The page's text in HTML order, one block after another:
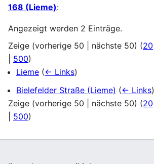
168 (Lieme):
Angezeigt werden 2 Einträge.
Zeige (vorherige 50 nächste 50) (20
500)
Lieme (← Links)
Bielefelder Straße (Lieme) (← Links)
Zeige (vorherige 50 nächste 50) (20
500)